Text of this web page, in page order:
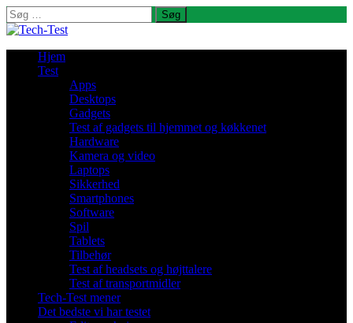
Søg
efter:
Hjem
Test
Apps
Desktops
Gadgets
Test af gadgets til hjemmet og køkkenet
Hardware
Kamera og video
Laptops
Sikkerhed
Smartphones
Software
Spil
Tablets
Tilbehør
Test af headsets og højttalere
Test af transportmidler
Tech-Test mener
Det bedste vi har testet